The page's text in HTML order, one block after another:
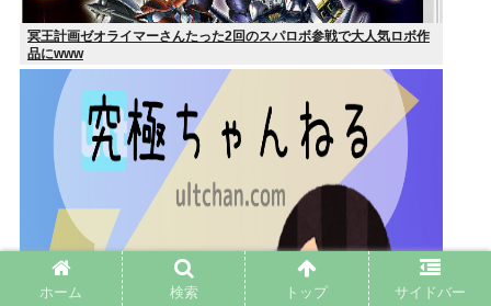
冥王計画ゼオライマーさんたった2回のスパロボ参戦で大人気ロボ作
品にwww
ホーム 検索 トップ サイドバー